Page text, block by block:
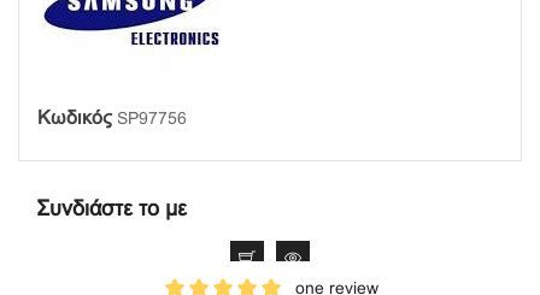
Κωδικός SP97756
Συνδιάστε το με
one review